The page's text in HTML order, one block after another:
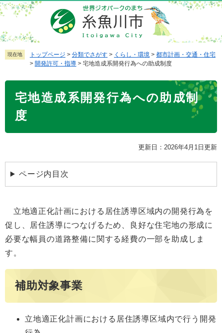
ペ
ー
ジ
の
先
メ
ニ
ュ
ー
を現在地 トップページ > 分類でさがす > くらし・環境 > 都市計画・交通・住宅
> 開発許可・指導 > 宅地造成系開発行為への助成制度
宅地造成系開発行為への助成制
度
更新日：2026年4月1日更新
ページ内目次
立地適正化計画における居住誘導区域内の開発行為を
促し、居住誘導につなげるため、良好な住宅地の形成に
必要な幅員の道路整備に関する経費の一部を助成しま
す。
補助対象事業
立地適正化計画における居住誘導区域内で行う開発